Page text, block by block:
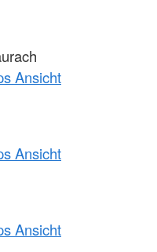
Ansicht
Ansicht
Ansicht